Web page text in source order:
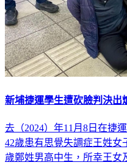
新埔捷運學生遭砍臉判決
去（2024）年11月8日在捷
42歲患有思覺失調症王姓女
歲鄭姓男高中生，所幸王女